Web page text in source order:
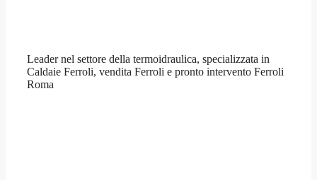
Leader nel settore della termoidraulica, specializzata in
Caldaie Ferroli, vendita Ferroli e pronto intervento Ferroli
Roma